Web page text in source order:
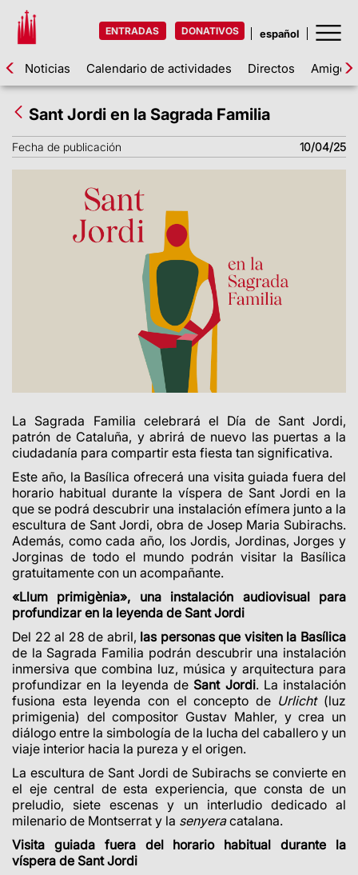
ENTRADAS DONATIVOS
Noticias Calendario de actividades Directos Amigos
Sant Jordi en la Sagrada Familia
Fecha de publicación 10/04/25
La Sagrada Familia celebrará el Día de Sant Jordi,
patrón de Cataluña, y abrirá de nuevo las puertas a la
ciudadanía para compartir esta fiesta tan significativa.
Este año, la Basílica ofrecerá una visita guiada fuera del
horario habitual durante la víspera de Sant Jordi en la
que se podrá descubrir una instalación efímera junto a la
escultura de Sant Jordi, obra de Josep Maria Subirachs.
Además, como cada año, los Jordis, Jordinas, Jorges y
Jorginas de todo el mundo podrán visitar la Basílica
gratuitamente con un acompañante.
«Llum primigènia», una instalación audiovisual para
profundizar en la leyenda de Sant Jordi
Del 22 al 28 de abril, las personas que visiten la Basílica
de la Sagrada Familia podrán descubrir una instalación
inmersiva que combina luz, música y arquitectura para
profundizar en la leyenda de Sant Jordi. La instalación
fusiona esta leyenda con el concepto de Urlicht(luz
primigenia) del compositor Gustav Mahler, y crea un
diálogo entre la simbología de la lucha del caballero y un
viaje interior hacia la pureza y el origen.
La escultura de Sant Jordi de Subirachs se convierte en
el eje central de esta experiencia, que consta de un
preludio, siete escenas y un interludio dedicado al
milenario de Montserrat y la senyeracatalana.
Visita guiada fuera del horario habitual durante la
víspera de Sant Jordi